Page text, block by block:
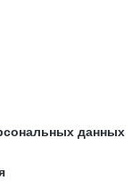
данных